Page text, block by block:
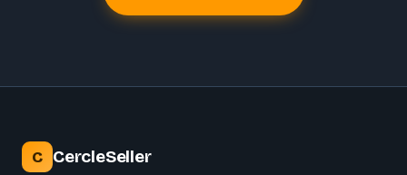
C CercleSeller